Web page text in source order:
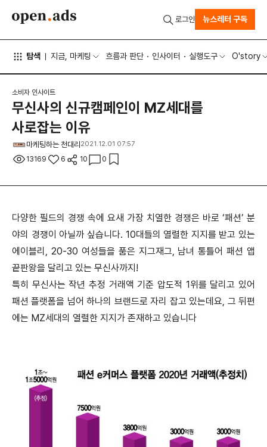
탐색 지금, 마케팅 흐름과 판단 인사이터 실행도구 O'story
로그인 뉴스레터 구독
소비자 인사이트
무신사의 신규캠페인이 MZ세대를
사로잡는 이유
마케팅하는 천대리 2021.12.01 07:57
13169 6 10 0
다양한 필드의 경쟁 속에 요새 가장 치열한 경쟁은 바로 ‘패션’ 분
야의 경쟁이 아닐까 싶습니다. 10대들의 열렬한 지지를 받고 있는
에이블리, 20-30 여성들을 품은 지그재그, 남녀 통틀어 패션 앱
끝판왕을 달리고 있는 무신사까지!
특히 무신사는 작년 추정 거래액 기준 압도적 1위를 달리고 있어
패션 플랫폼을 넘어 하나의 브랜드로 자리 잡고 있는데요, 그 뒤편
에는 MZ세대의 열렬한 지지가 존재하고 있습니다